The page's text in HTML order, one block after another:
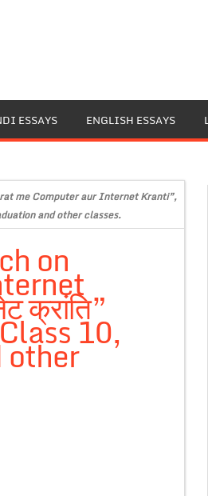
ESSAYS ENGLISH ESSAYS
me Computer aur Internet Kranti”,
and other classes.
on
क्रांति”
10,
other